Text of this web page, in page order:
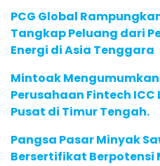
PCG Global
Tangkap Peluang dari
Energi di Asia Tenggara
Mintoak
Perusahaan Fintech
Pusat di Timur Tengah.
Pangsa Pasar Minyak
Bersertifikat Berpotensi